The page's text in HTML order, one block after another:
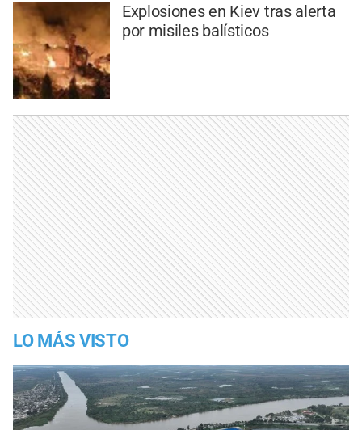
Explosiones en Kiev tras alerta
por misiles balísticos
LO MÁS VISTO